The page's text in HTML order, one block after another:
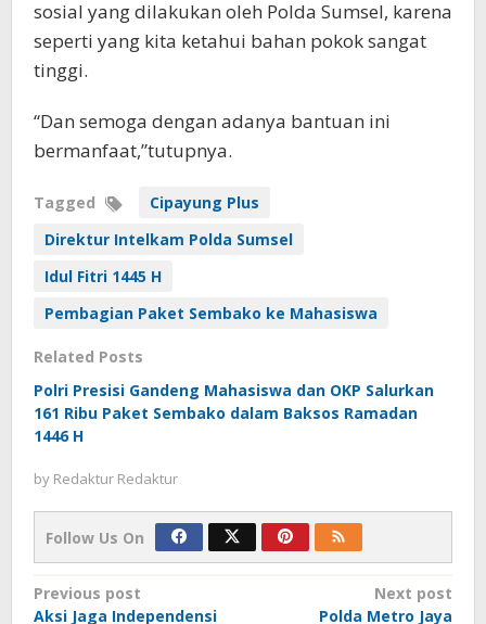
sosial yang dilakukan oleh Polda Sumsel, karena
seperti yang kita ketahui bahan pokok sangat
tinggi.
“Dan semoga dengan adanya bantuan ini
bermanfaat,”tutupnya.
Tagged
Cipayung Plus
Direktur Intelkam Polda Sumsel
Idul Fitri 1445 H
Pembagian Paket Sembako ke Mahasiswa
Related Posts
Polri Presisi Gandeng Mahasiswa dan OKP Salurkan
161 Ribu Paket Sembako dalam Baksos Ramadan
1446 H
by Redaktur Redaktur
Follow Us On
Post
Previous post
Aksi Jaga Independensi
Next post
Polda Metro Jaya